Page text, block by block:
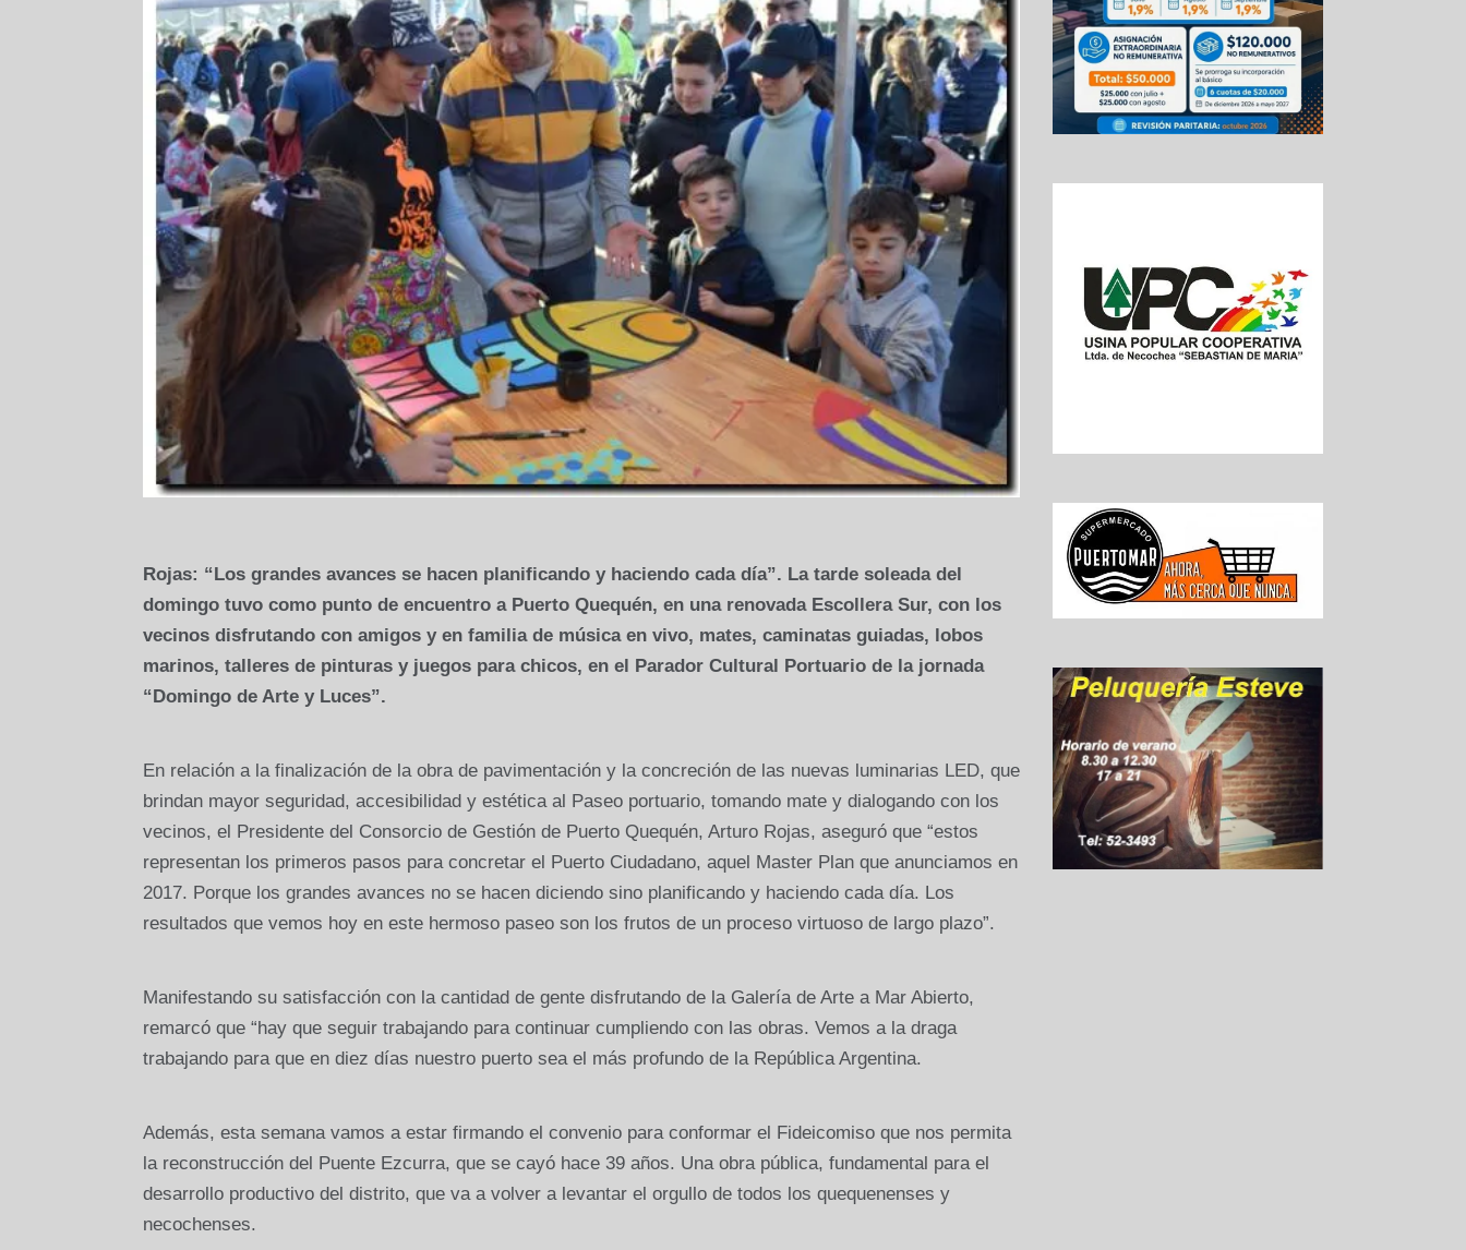
Rojas: “Los grandes avances se hacen planificando y haciendo cada día”. La tarde soleada del
domingo tuvo como punto de encuentro a Puerto Quequén, en una renovada Escollera Sur, con los
vecinos disfrutando con amigos y en familia de música en vivo, mates, caminatas guiadas, lobos
marinos, talleres de pinturas y juegos para chicos, en el Parador Cultural Portuario de la jornada
“Domingo de Arte y Luces”.
En relación a la finalización de la obra de pavimentación y la concreción de las nuevas luminarias LED, que
brindan mayor seguridad, accesibilidad y estética al Paseo portuario, tomando mate y dialogando con los
vecinos, el Presidente del Consorcio de Gestión de Puerto Quequén, Arturo Rojas, aseguró que “estos
representan los primeros pasos para concretar el Puerto Ciudadano, aquel Master Plan que anunciamos en
2017. Porque los grandes avances no se hacen diciendo sino planificando y haciendo cada día. Los
resultados que vemos hoy en este hermoso paseo son los frutos de un proceso virtuoso de largo plazo”.
Manifestando su satisfacción con la cantidad de gente disfrutando de la Galería de Arte a Mar Abierto,
remarcó que “hay que seguir trabajando para continuar cumpliendo con las obras. Vemos a la draga
trabajando para que en diez días nuestro puerto sea el más profundo de la República Argentina.
Además, esta semana vamos a estar firmando el convenio para conformar el Fideicomiso que nos permita
la reconstrucción del Puente Ezcurra, que se cayó hace 39 años. Una obra pública, fundamental para el
desarrollo productivo del distrito, que va a volver a levantar el orgullo de todos los quequenenses y
necochenses.